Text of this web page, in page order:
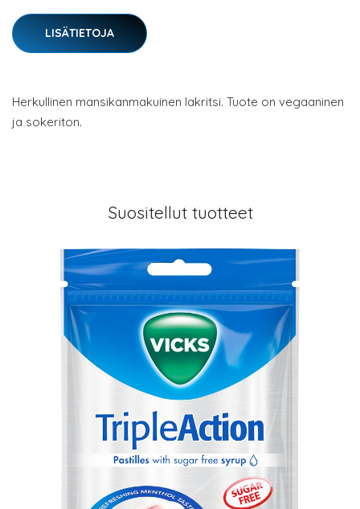
LISÄTIETOJA
Herkullinen mansikanmakuinen lakritsi. Tuote on vegaaninen
ja sokeriton.
Suositellut tuotteet